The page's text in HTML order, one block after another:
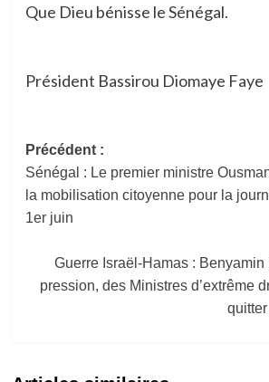
Que Dieu bénisse le Sénégal.
Président Bassirou Diomaye Faye
Navigation
d’article
Précédent :
Sénégal : Le premier ministre
la mobilisation citoyenne pour la
1er juin
Guerre Israël-Hamas :
pression, des Ministres d’extrême